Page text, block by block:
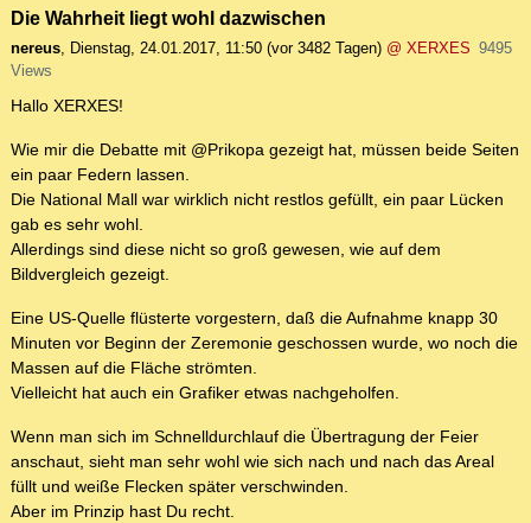
Die Wahrheit liegt wohl dazwischen
nereus, Dienstag, 24.01.2017, 11:50 (vor 3482 Tagen) @ XERXES 9495
Views
Hallo XERXES!
Wie mir die Debatte mit @Prikopa gezeigt hat, müssen beide Seiten
ein paar Federn lassen.
Die National Mall war wirklich nicht restlos gefüllt, ein paar Lücken
gab es sehr wohl.
Allerdings sind diese nicht so groß gewesen, wie auf dem
Bildvergleich gezeigt.
Eine US-Quelle flüsterte vorgestern, daß die Aufnahme knapp 30
Minuten vor Beginn der Zeremonie geschossen wurde, wo noch die
Massen auf die Fläche strömten.
Vielleicht hat auch ein Grafiker etwas nachgeholfen.
Wenn man sich im Schnelldurchlauf die Übertragung der Feier
anschaut, sieht man sehr wohl wie sich nach und nach das Areal
füllt und weiße Flecken später verschwinden.
Aber im Prinzip hast Du recht.